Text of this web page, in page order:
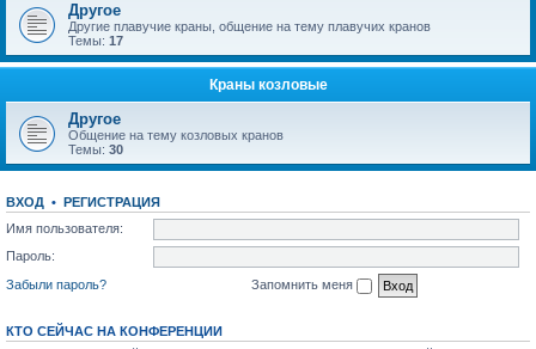
Другое
Другие плавучие краны, общение на тему плавучих кранов
Темы: 17
Краны козловые
Другое
Общение на тему козловых кранов
Темы: 30
ВХОД • РЕГИСТРАЦИЯ
Имя пользователя:
Пароль:
Забыли пароль?
Запомнить меня
КТО СЕЙЧАС НА КОНФЕРЕНЦИИ